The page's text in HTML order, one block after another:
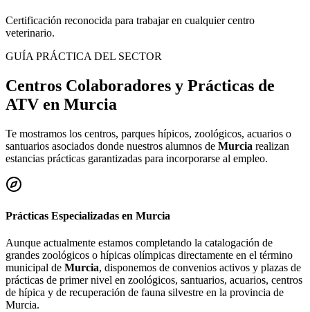
Certificación reconocida para trabajar en cualquier centro
veterinario.
GUÍA PRÁCTICA DEL SECTOR
Centros Colaboradores y Prácticas de
ATV en Murcia
Te mostramos los centros, parques hípicos, zoológicos, acuarios o
santuarios asociados donde nuestros alumnos de Murcia realizan
estancias prácticas garantizadas para incorporarse al empleo.
Prácticas Especializadas en Murcia
Aunque actualmente estamos completando la catalogación de
grandes zoológicos o hípicas olímpicas directamente en el término
municipal de Murcia, disponemos de convenios activos y plazas de
prácticas de primer nivel en zoológicos, santuarios, acuarios, centros
de hípica y de recuperación de fauna silvestre en la provincia de
Murcia.